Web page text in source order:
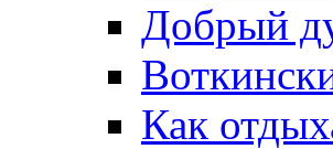
Добрый
Как